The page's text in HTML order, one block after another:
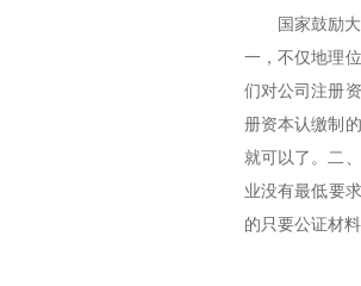
国家鼓励
一，不仅地理
们对公司注册
册资本认缴制
就可以了。二
业没有最低要
的只要公证材料